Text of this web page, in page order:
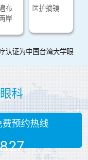
布
岸
医护摘镜
认证为中国台湾大学眼
科
预约热线